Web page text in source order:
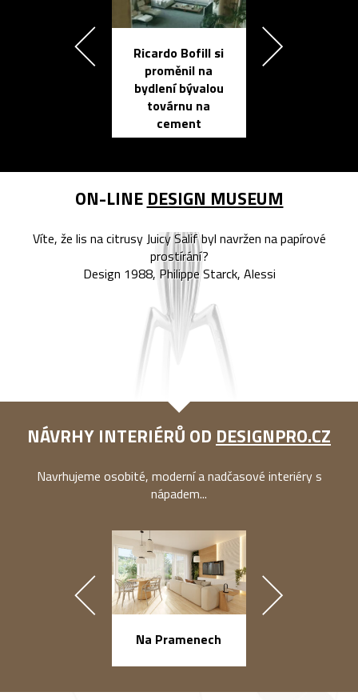
Ricardo Bofill si
proměnil na
bydlení bývalou
továrnu na
cement
ON-LINE DESIGN MUSEUM
Víte, že lis na citrusy Juicy Salif byl navržen na papírové
prostírání?
Design 1988, Philippe Starck, Alessi
NÁVRHY INTERIÉRŮ OD DESIGNPRO.CZ
Navrhujeme osobité, moderní a nadčasové interiéry s
nápadem...
Na Pramenech